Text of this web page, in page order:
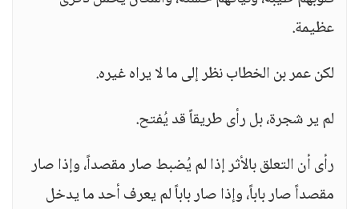
عظيمة.
لكن عمر بن الخطاب نظر إلى ما لا يراه غيره.
لم ير شجرة، بل رأى طريقاً قد يُفتح.
رأى أن التعلق بالأثر إذا لم يُضبط صار مقصداً، وإذا صار
مقصداً صار باباً، وإذا صار باباً لم يعرف أحد ما يدخل